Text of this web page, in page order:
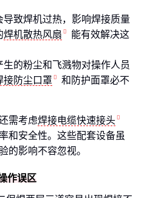
致焊机过热，影响焊接质量
焊机散热风扇
能有效解决这
的粉尘和飞溅物对操作人员
接防尘口罩
和防护面罩必不
需考虑焊接电缆快速接头
和安全性。这些配套设备虽
的影响不容忽视。
作误区